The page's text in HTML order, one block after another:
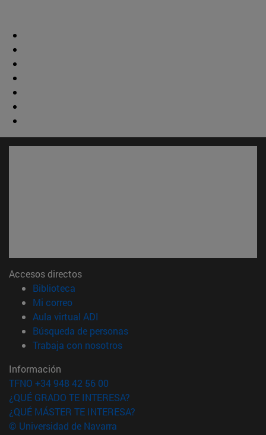
Accesos directos
Biblioteca
Mi correo(abre en nueva ventana)
Aula virtual ADI
Búsqueda de personas(abre en nueva ventana)
Trabaja con nosotros(abre en nueva ventana)
Información
TFNO +34 948 42 56 00
¿QUÉ GRADO TE INTERESA?
¿QUÉ MÁSTER TE INTERESA?
© Universidad de Navarra